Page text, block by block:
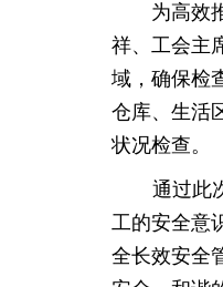
为高效
祥、工会主
域，确保检
仓库、生活
状况检查。
通过此
工的安全意
全长效安全